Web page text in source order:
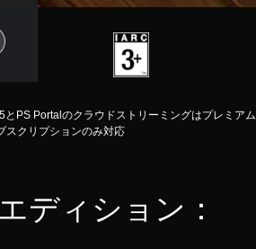
とPS Portalのクラウドストリーミングはプレミアム
スクリプションのみ対応
エディション：